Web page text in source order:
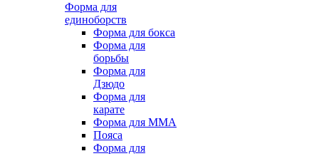
Форма для
единоборств
Форма для бокса
Форма для
борьбы
Форма для
Дзюдо
Форма для
карате
Форма для MMA
Пояса
Форма для